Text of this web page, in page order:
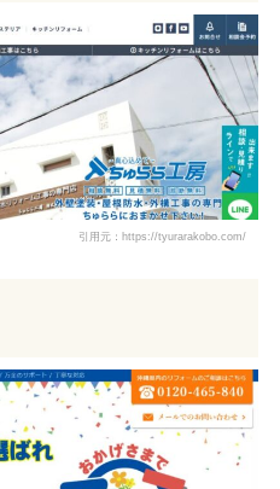
引用元：https://tyurarakobo.com/